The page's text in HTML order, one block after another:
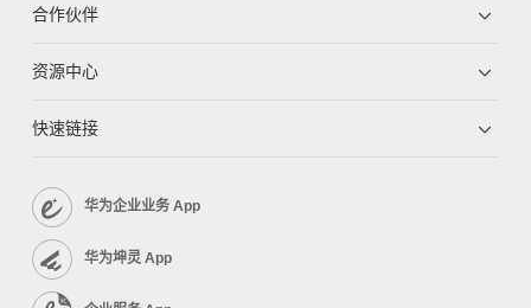
合作伙伴
资源中心
快速链接
华为企业业务 App
华为坤灵 App